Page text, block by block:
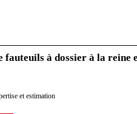
fauteuils à dossier à la reine
et estimation